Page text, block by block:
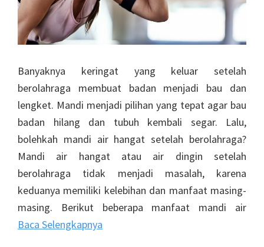
Banyaknya keringat yang keluar setelah
berolahraga membuat badan menjadi bau dan
lengket. Mandi menjadi pilihan yang tepat agar bau
badan hilang dan tubuh kembali segar. Lalu,
bolehkah mandi air hangat setelah berolahraga?
Mandi air hangat atau air dingin setelah
berolahraga tidak menjadi masalah, karena
keduanya memiliki kelebihan dan manfaat masing-
masing. Berikut beberapa manfaat mandi air
Baca Selengkapnya